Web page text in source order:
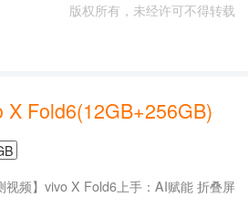
版权所有，未经许可不得转载
X Fold6(12GB+256GB)
视频】vivo X Fold6上手：AI赋能 折叠屏